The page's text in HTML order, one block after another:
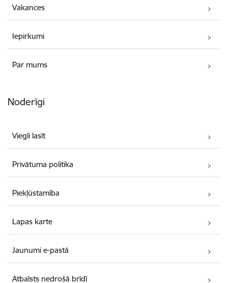
Vakances
Iepirkumi
Par mums
Noderīgi
Viegli lasīt
Privātuma politika
Piekļūstamība
Lapas karte
Jaunumi e-pastā
Atbalsts nedrošā brīdī